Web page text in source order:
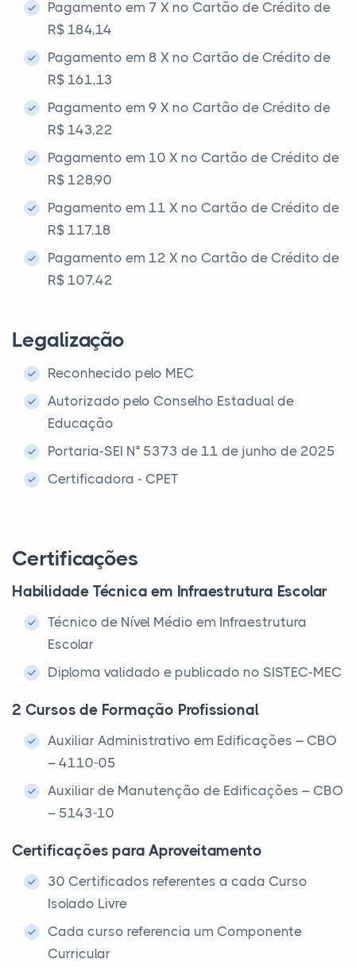
Pagamento em 7 X no Cartão de Crédito de
R$ 184,14
Pagamento em 8 X no Cartão de Crédito de
R$ 161,13
Pagamento em 9 X no Cartão de Crédito de
R$ 143,22
Pagamento em 10 X no Cartão de Crédito de
R$ 128,90
Pagamento em 11 X no Cartão de Crédito de
R$ 117,18
Pagamento em 12 X no Cartão de Crédito de
R$ 107,42
Legalização
Reconhecido pelo MEC
Autorizado pelo Conselho Estadual de
Educação
Portaria-SEI N° 5373 de 11 de junho de 2025
Certificadora - CPET
Certificações
Habilidade Técnica em Infraestrutura Escolar
Técnico de Nível Médio em Infraestrutura
Escolar
Diploma validado e publicado no SISTEC-MEC
2 Cursos de Formação Profissional
Auxiliar Administrativo em Edificações – CBO
– 4110-05
Auxiliar de Manutenção de Edificações – CBO
– 5143-10
Certificações para Aproveitamento
30 Certificados referentes a cada Curso
Isolado Livre
Cada curso referencia um Componente
Curricular